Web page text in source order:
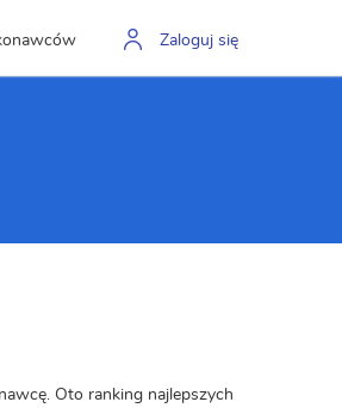
Zaloguj się
Oto ranking najlepszych